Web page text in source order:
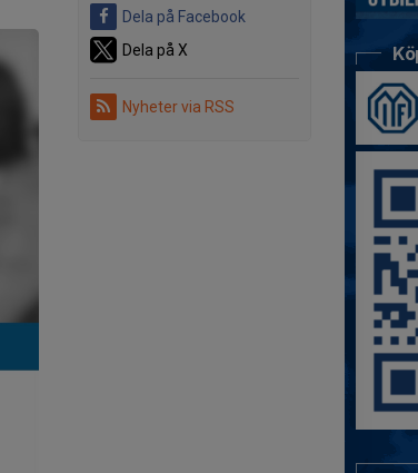
Dela på Facebook
Dela på X
Nyheter via RSS